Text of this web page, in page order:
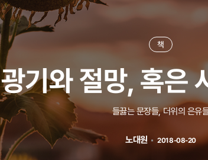
책
광기와 절망, 혹은
들끓는 문장들, 더위의 은유
노대원 2018-08-20